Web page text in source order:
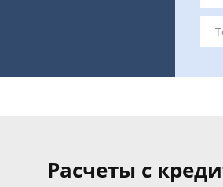
Расчеты с